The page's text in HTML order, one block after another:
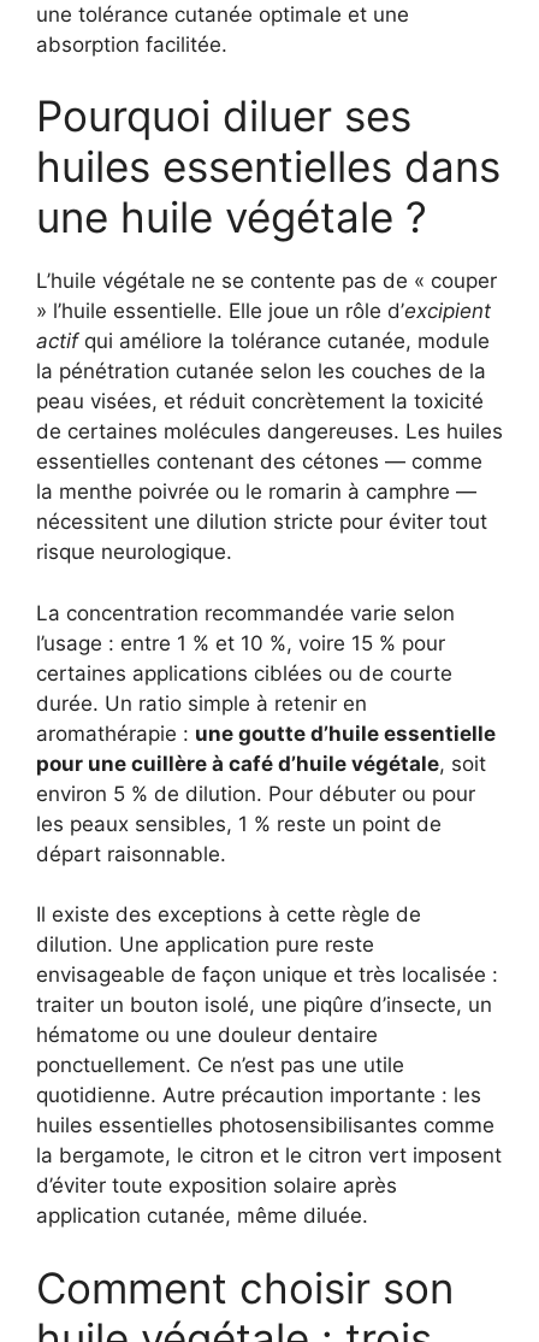
une tolérance cutanée optimale et une
absorption facilitée.
Pourquoi diluer ses
huiles essentielles dans
une huile végétale ?
L’huile végétale ne se contente pas de « couper
» l’huile essentielle. Elle joue un rôle d’excipient
actifqui améliore la tolérance cutanée, module
la pénétration cutanée selon les couches de la
peau visées, et réduit concrètement la toxicité
de certaines molécules dangereuses. Les huiles
essentielles contenant des cétones — comme
la menthe poivrée ou le romarin à camphre —
nécessitent une dilution stricte pour éviter tout
risque neurologique.
La concentration recommandée varie selon
l’usage : entre 1 % et 10 %, voire 15 % pour
certaines applications ciblées ou de courte
durée. Un ratio simple à retenir en
aromathérapie : une goutte d’huile essentielle
pour une cuillère à café d’huile végétale, soit
environ 5 % de dilution. Pour débuter ou pour
les peaux sensibles, 1 % reste un point de
départ raisonnable.
Il existe des exceptions à cette règle de
dilution. Une application pure reste
envisageable de façon unique et très localisée :
traiter un bouton isolé, une piqûre d’insecte, un
hématome ou une douleur dentaire
ponctuellement. Ce n’est pas une utile
quotidienne. Autre précaution importante : les
huiles essentielles photosensibilisantes comme
la bergamote, le citron et le citron vert imposent
d’éviter toute exposition solaire après
application cutanée, même diluée.
Comment choisir son